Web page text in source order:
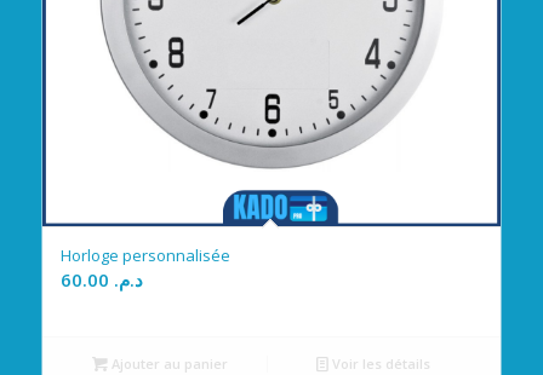
Horloge personnalisée
د.م.
Ajouter au panier Voir les détails